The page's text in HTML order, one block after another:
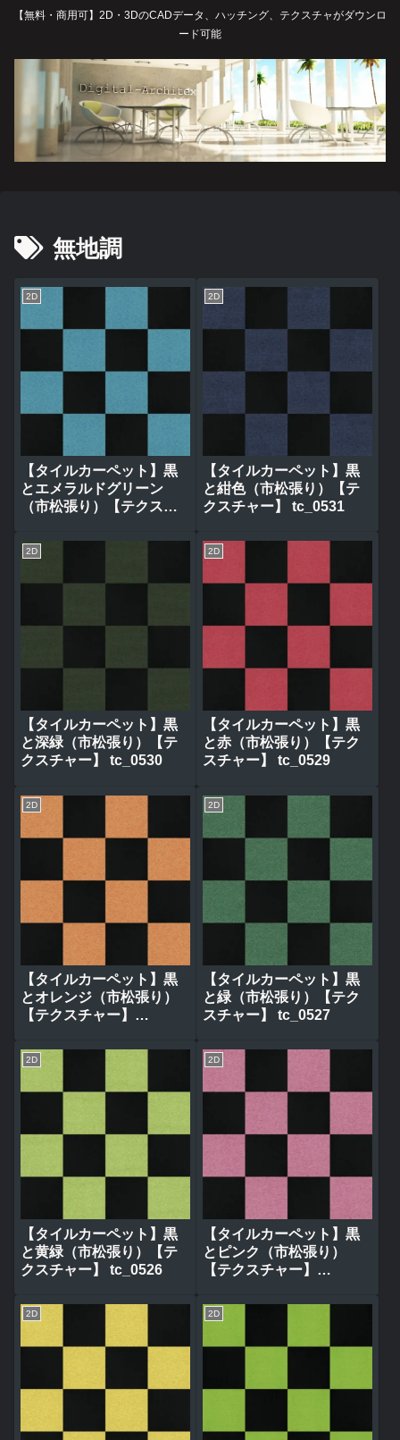
【無料・商用可】2D・3DのCADデータ、ハッチング、テクスチャがダウンロ
ード可能
無地調
2D
【タイルカーペット】黒
とエメラルドグリーン
（市松張り）【テクスチ
2D
【タイルカーペット】黒
と紺色（市松張り）【テ
クスチャー】 tc_0531
2D
【タイルカーペット】黒
と深緑（市松張り）【テ
クスチャー】 tc_0530
2D
【タイルカーペット】黒
と赤（市松張り）【テク
スチャー】 tc_0529
2D
【タイルカーペット】黒
とオレンジ（市松張り）
【テクスチャー】
2D
【タイルカーペット】黒
と緑（市松張り）【テク
スチャー】 tc_0527
2D
【タイルカーペット】黒
と黄緑（市松張り）【テ
クスチャー】 tc_0526
2D
【タイルカーペット】黒
とピンク（市松張り）
【テクスチャー】
2D 2D